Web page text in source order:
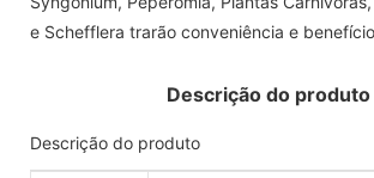
e Schefflera trarão conveniência e
Descrição do produto
Descrição do produto